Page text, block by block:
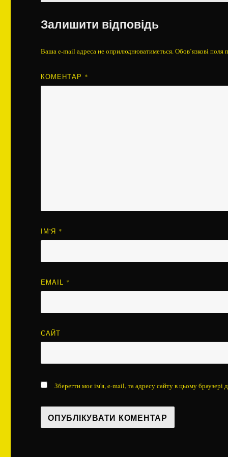
Залишити відповідь
Ваша e-mail адреса не оприлюднюватиметься.Обов’язкові поля
КОМЕНТАР *
ІМ'Я *
EMAIL *
САЙТ
Зберегти моє ім'я, e-mail, та адресу сайту в цьому браузері